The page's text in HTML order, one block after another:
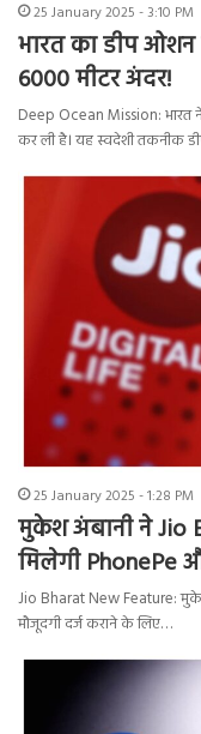
25 January 2025 - 3:10 PM
भारत का डीप ओशन
6000 मीटर अंदर!
Deep Ocean Mission: भारत
कर ली है। यह स्वदेशी तकनीक
25 January 2025 - 1:28 PM
मुकेश अंबानी ने Jio
मिलेगी PhonePe
Jio Bharat New Feature:
मौजूदगी दर्ज कराने के लिए…